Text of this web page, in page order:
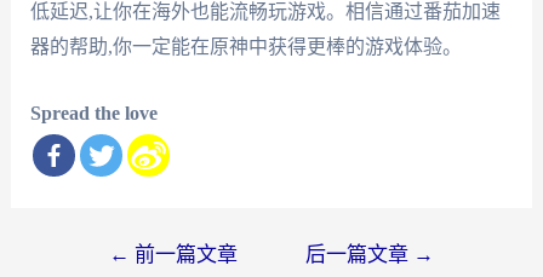
低延迟,让你在海外也能流畅玩游戏。相信通过番茄加速
器的帮助,你一定能在原神中获得更棒的游戏体验。
Spread the love
← 前一篇文章 后一篇文章 →